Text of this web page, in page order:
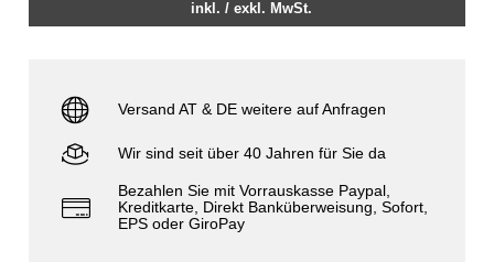
inkl. / exkl. MwSt.
Versand AT & DE weitere auf Anfragen
Wir sind seit über 40 Jahren für Sie da
Bezahlen Sie mit Vorrauskasse Paypal,
Kreditkarte, Direkt Banküberweisung, Sofort,
EPS oder GiroPay